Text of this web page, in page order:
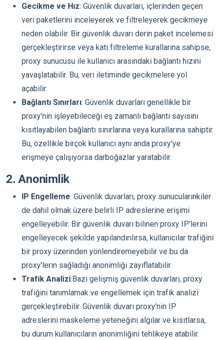
Gecikme ve Hız: Güvenlik duvarları, içlerinden geçen
veri paketlerini inceleyerek ve filtreleyerek gecikmeye
neden olabilir. Bir güvenlik duvarı derin paket incelemesi
gerçekleştirirse veya katı filtreleme kurallarına sahipse,
proxy sunucusu ile kullanıcı arasındaki bağlantı hızını
yavaşlatabilir. Bu, veri iletiminde gecikmelere yol
açabilir.
Bağlantı Sınırları: Güvenlik duvarları genellikle bir
proxy'nin işleyebileceği eş zamanlı bağlantı sayısını
kısıtlayabilen bağlantı sınırlarına veya kurallarına sahiptir.
Bu, özellikle birçok kullanıcı aynı anda proxy'ye
erişmeye çalışıyorsa darboğazlar yaratabilir.
2. Anonimlik
IP Engelleme: Güvenlik duvarları, proxy sunucularınkiler
de dahil olmak üzere belirli IP adreslerine erişimi
engelleyebilir. Bir güvenlik duvarı bilinen proxy IP'lerini
engelleyecek şekilde yapılandırılırsa, kullanıcılar trafiğini
bir proxy üzerinden yönlendiremeyebilir ve bu da
proxy'lerin sağladığı anonimliği zayıflatabilir.
Trafik Analizi:Bazı gelişmiş güvenlik duvarları, proxy
trafiğini tanımlamak ve engellemek için trafik analizi
gerçekleştirebilir. Güvenlik duvarı proxy'nin IP
adreslerini maskeleme yeteneğini algılar ve kısıtlarsa,
bu durum kullanıcıların anonimliğini tehlikeye atabilir.